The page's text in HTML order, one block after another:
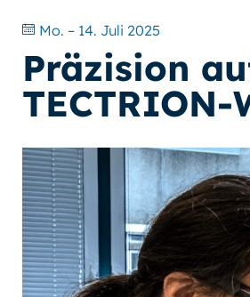
Mo. – 14. Juli 2025
Präzision